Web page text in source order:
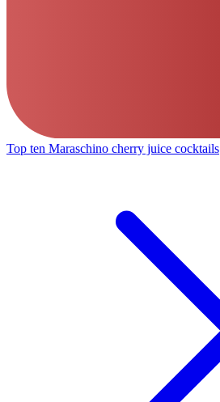
Top ten Maraschino cherry juice cocktails